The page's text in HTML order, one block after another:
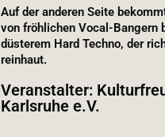
Auf der anderen Seite
von fröhlichen Vocal-Bangern
düsterem Hard Techno, der
reinhaut.
Veranstalter:
Karlsruhe e.V.